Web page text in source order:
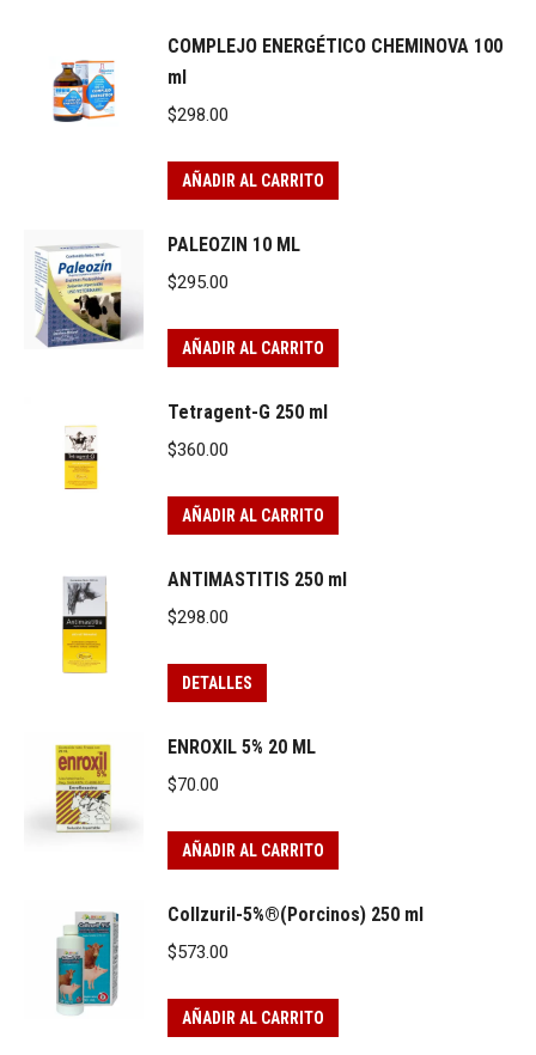
COMPLEJO ENERGÉTICO CHEMINOVA 100
ml
$298.00
AÑADIR AL CARRITO
PALEOZIN 10 ML
$295.00
AÑADIR AL CARRITO
Tetragent-G 250 ml
$360.00
AÑADIR AL CARRITO
ANTIMASTITIS 250 ml
$298.00
DETALLES
ENROXIL 5% 20 ML
$70.00
AÑADIR AL CARRITO
Collzuril-5%®(Porcinos) 250 ml
$573.00
AÑADIR AL CARRITO